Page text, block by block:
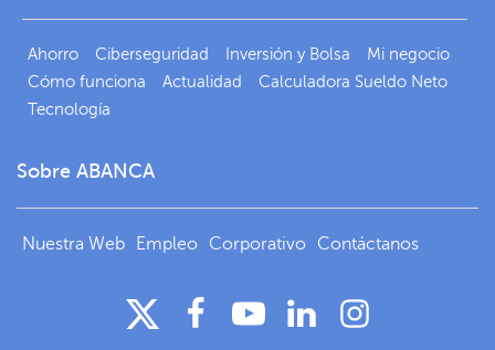
Ahorro Ciberseguridad Inversión y Bolsa
Mi negocio
Cómo funciona
Actualidad
Calculadora Sueldo Neto
Tecnología
Sobre ABANCA
Nuestra Web Empleo Corporativo Contáctanos